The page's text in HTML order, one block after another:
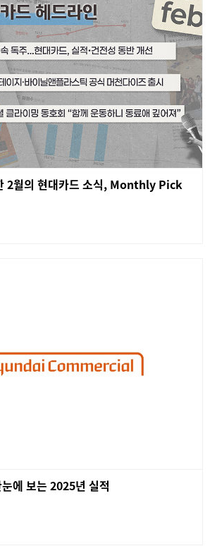
2월의 현대카드 소식, Monthly Pick
에 보는 2025년 실적